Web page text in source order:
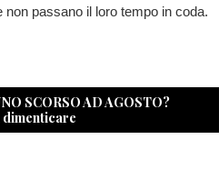
passano il loro tempo in coda.
SCORSO AD AGOSTO?
dimenticare